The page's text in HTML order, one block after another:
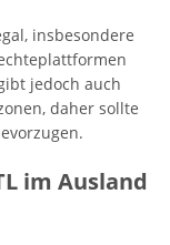
insbesondere
jedoch auch
daher sollte
im Ausland